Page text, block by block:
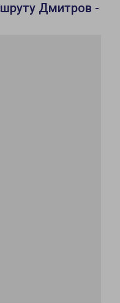
Дмитров -